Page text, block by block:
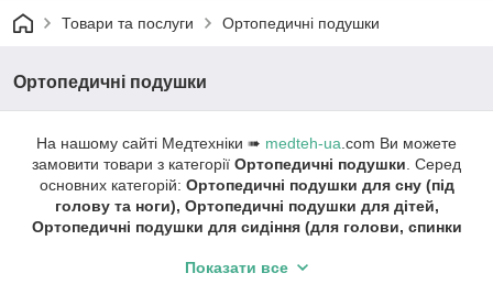
Товари та послуги Ортопедичні подушки
Ортопедичні подушки
На нашому сайті Медтехніки ➠ medteh-ua .com Ви можете
замовити товари з категорії Ортопедичні подушки . Серед
основних категорій: Ортопедичні подушки для сну (під
голову та ноги), Ортопедичні подушки для дітей,
Ортопедичні подушки для сидіння (для голови, спинки
для ортопедичних подушок, Подушки для вагітних та
Показати все